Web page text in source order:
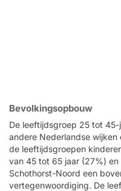
Bevolkingsopbouw
De leeftijdsgroep 25 tot
andere Nederlandse
de leeftijdsgroepen
van 45 tot 65 jaar (27%)
Schothorst-Noord een
vertegenwoordiging. De